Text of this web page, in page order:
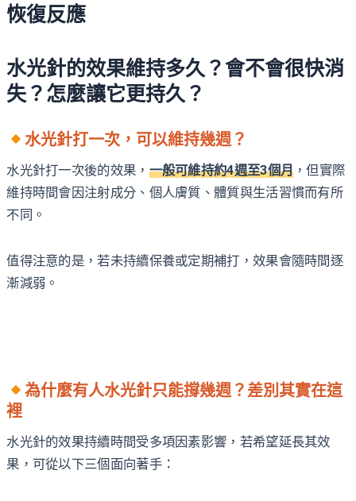
恢復反應
水光針的效果維持多久？會不會很快消
失？怎麼讓它更持久？
水光針打一次，可以維持幾週？
水光針打一次後的效果， 一般可維持約4週至3個月 ，但實際
維持時間會因注射成分、個人膚質、體質與生活習慣而有所
不同。
值得注意的是，若未持續保養或定期補打，效果會隨時間逐
漸減弱。
為什麼有人水光針只能撐幾週？差別其實在這
裡
水光針的效果持續時間受多項因素影響，若希望延長其效
果，可從以下三個面向著手：